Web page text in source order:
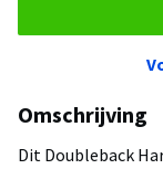
Omschrijving
Dit Doubleback